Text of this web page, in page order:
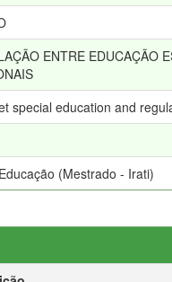
ENTRE EDUCAÇÃO
special education and
(Mestrado - Irati)